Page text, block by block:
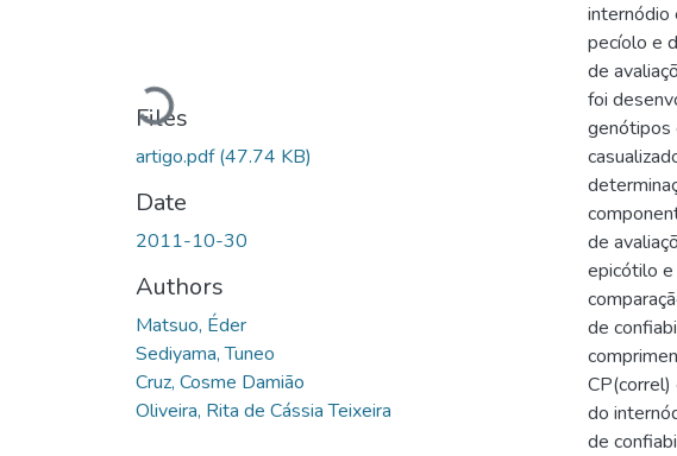
Loading...
Files
artigo.pdf(47.74 KB)
Date
2011-10-30
Authors
Matsuo, Éder
Sediyama, Tuneo
Cruz, Cosme Damião
Oliveira, Rita de Cássia Teixeira
internódio
pecíolo e
de
foi
genótipos
de
epicótilo
de
do
de